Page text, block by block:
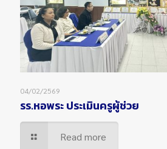
04/02/2569
รร.หอพระ ประเมินครูผู้ช่วย
Read more